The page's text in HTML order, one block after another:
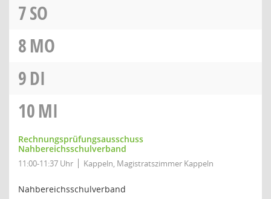
7SO
8MO
9DI
10MI
Rechnungsprüfungsausschuss
Nahbereichsschulverband
11:00-11:37 Uhr Kappeln, Magistratszimmer Kappeln
Nahbereichsschulverband